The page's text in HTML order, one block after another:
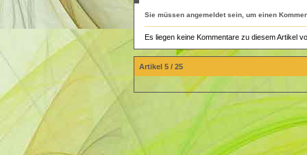
Sie müssen angemeldetsein, um einen
Es liegen keine Kommentare zu diesem Artikel
Artikel 5 / 25